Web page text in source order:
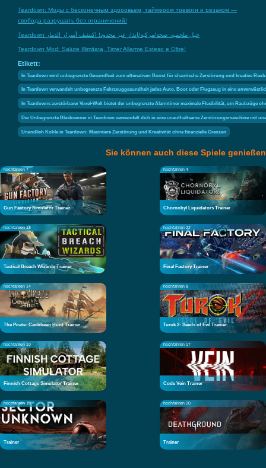
Teardown: Моды с бесконечным здоровьем, таймером тревоги и резаком —
свобода разрушать без ограничений!
Teardown حيل ملحمية: صحة/مركبة/إنذار غير محدود! اكتشف أسرار الدمار
Teardown Mod: Salute Illimitata, Timer Allarme Esteso e Oltre!
Etikett:
In Teardown wird unbegrenzte Gesundheit zum ultimativen Boost für chaotische Zerstörung und kreative
In Teardown verwandelt unbegrenzte Fahrzeuggesundheit jedes Auto, Boot oder Flugzeug in eine
In Teardowns zerstörbarer Voxel-Welt bietet der unbegrenzte Alarmtimer maximale Flexibilität, um Raubzüge
Der Unbegrenzte Blasbrenner in Teardown verwandelt dich in eine unaufhaltsame Zerstörungsmaschine mit
Unendlich Kohle in Teardown: Maximiere Zerstörung und Kreativität ohne finanzielle Grenzen
Sie können auch diese Spiele genießen
hochfahren 7
Gun Factory Simulator Trainer
hochfahren 4
Chornobyl Liquidators Trainer
hochfahren 18
Tactical Breach Wizards Trainer
hochfahren 22
Final Factory Trainer
hochfahren 14
The Pirate: Caribbean Hunt Trainer
hochfahren 8
Turok 2: Seeds of Evil Trainer
hochfahren 10
Finnish Cottage Simulator Trainer
hochfahren 17
Code Vein Trainer
hochfahren 19
Trainer
hochfahren 20
Trainer